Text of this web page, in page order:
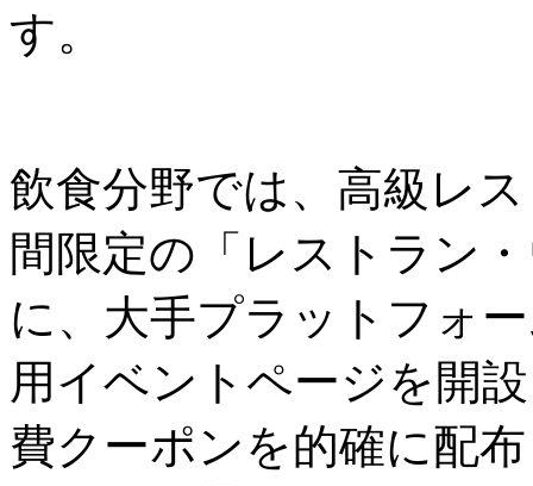
す。
飲食分野では、高級レ
間限定の「レストラン
に、大手プラットフォ
用イベントページを開
費クーポンを的確に配